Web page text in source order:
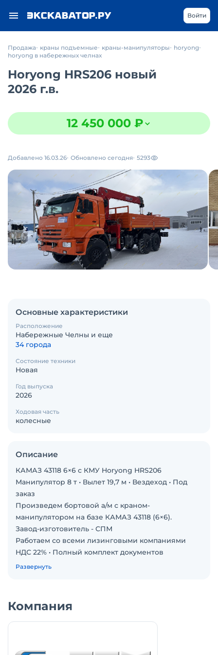
Войти
Продажа краны подъемные краны-манипуляторы
horyong
horyong в набережных челнах
Horyong HRS206 новый
2026 г.в.
12 450 000 ₽
Добавлено 16.03.26 Обновлено сегодня 5293
Основные характеристики
Расположение
Набережные Челны и еще
34 города
Состояние техники
Новая
Год выпуска
2026
Ходовая часть
колесные
Описание
КАМАЗ 43118 6×6 с КМУ Horyong HRS206
Манипулятор 8 т • Вылет 19,7 м • Вездеход • Под
заказ
Произведем бортовой а/м с краном-
манипулятором на базе КАМАЗ 43118 (6×6).
Завод-изготовитель - СПМ
Работаем со всеми лизинговыми компаниями
НДС 22% • Полный комплект документов
Доставка по России
работы:
— Грузоподъёмность — до 8 000 кг
Развернуть
Компания